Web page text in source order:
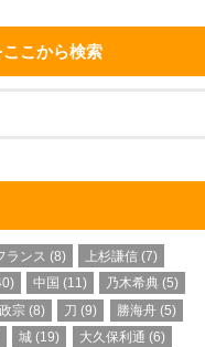
こから検索
ランス (8) 上杉謙信 (7)
中国 (11) 乃木希典 (5)
宗 (8) 刀 (9) 勝海舟(5)
城 (19) 大久保利通 (6)